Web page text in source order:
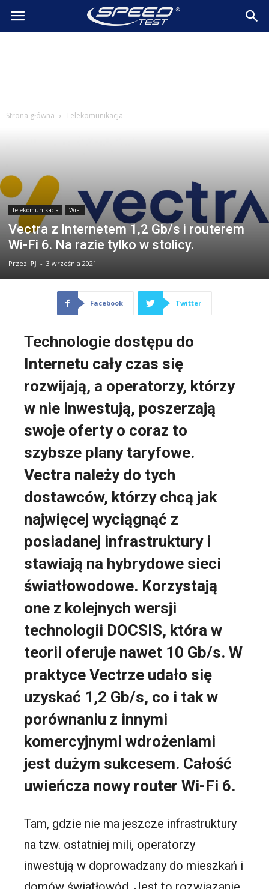
SpeedTest.pl
Strona główna Telekomunikacja
Telekomunikacja WiFi
Vectra z Internetem 1,2 Gb/s i routerem
Wi-Fi 6. Na razie tylko w stolicy.
Przez PJ - 3 września 2021
Facebook Twitter
Technologie dostępu do
Internetu cały czas się
rozwijają, a operatorzy, którzy
w nie inwestują, poszerzają
swoje oferty o coraz to
szybsze plany taryfowe.
Vectra należy do tych
dostawców, którzy chcą jak
najwięcej wyciągnąć z
posiadanej infrastruktury i
stawiają na hybrydowe sieci
światłowodowe. Korzystają
one z kolejnych wersji
technologii DOCSIS, która w
teorii oferuje nawet 10 Gb/s. W
praktyce Vectrze udało się
uzyskać 1,2 Gb/s, co i tak w
porównaniu z innymi
komercyjnymi wdrożeniami
jest dużym sukcesem. Całość
uwieńcza nowy router Wi-Fi 6.
Tam, gdzie nie ma jeszcze infrastruktury
na tzw. ostatniej mili, operatorzy
inwestują w doprowadzany do mieszkań i